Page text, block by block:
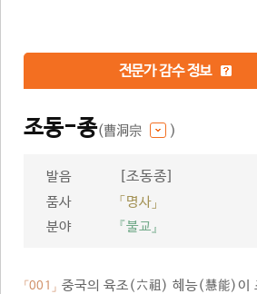
전문가 감수 정보
조동-종(曹洞宗 )
발음 [조동종]
품사
「명사」
분야
『불교』
「001」 중국의 육조(六祖) 혜능(慧能)이